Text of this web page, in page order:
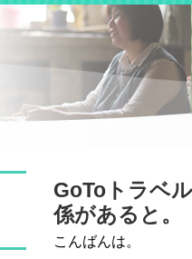
GoToトラベ
係があると。
こんばんは。